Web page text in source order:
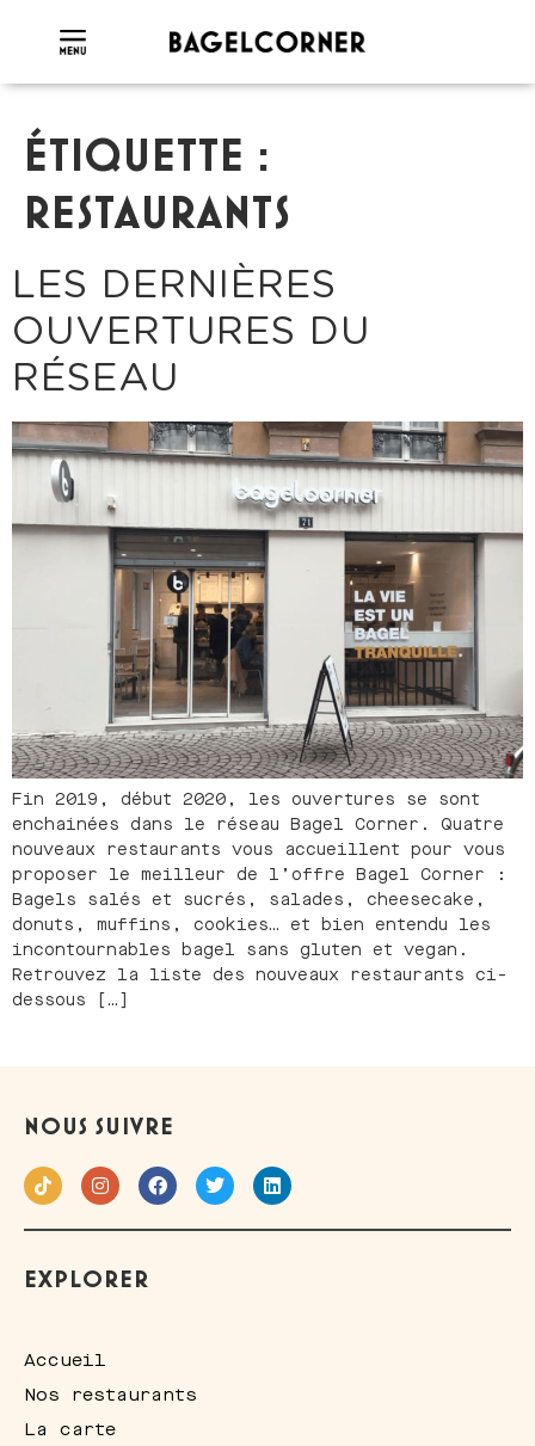
ÉTIQUETTE :
RESTAURANTS
LES DERNIÈRES
OUVERTURES DU
RÉSEAU
Fin 2019, début 2020, les ouvertures se sont
enchainées dans le réseau Bagel Corner. Quatre
nouveaux restaurants vous accueillent pour vous
proposer le meilleur de l’offre Bagel Corner :
Bagels salés et sucrés, salades, cheesecake,
donuts, muffins, cookies… et bien entendu les
incontournables bagel sans gluten et vegan.
Retrouvez la liste des nouveaux restaurants ci-
dessous […]
NOUS SUIVRE
EXPLORER
Accueil
Nos restaurants
La carte